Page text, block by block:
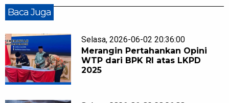
Baca Juga
Selasa, 2026-06-02 20:36:00
Merangin Pertahankan Opini
WTP dari BPK RI atas LKPD
2025